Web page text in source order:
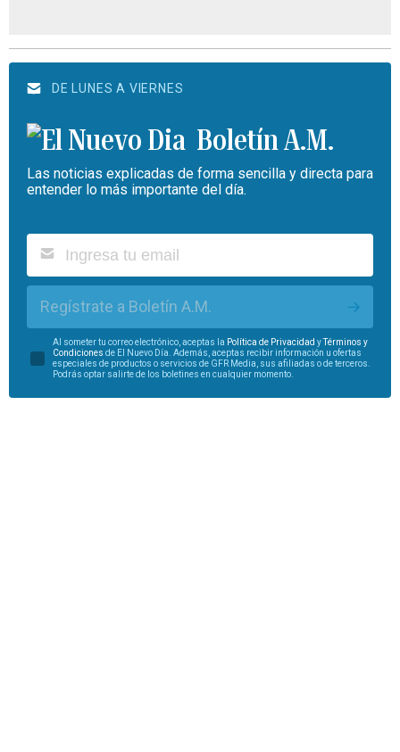
DE LUNES A VIERNES
Boletín A.M.
Las noticias explicadas de forma sencilla y directa para
entender lo más importante del día.
Regístrate a Boletín A.M.
Al someter tu correo electrónico, aceptas la Política de Privacidad yTérminos y
Condiciones de El Nuevo Día. Además, aceptas recibir información u ofertas
especiales de productos o servicios de GFR Media, sus afiliadas o de terceros.
Podrás optar salirte de los boletines en cualquier momento.